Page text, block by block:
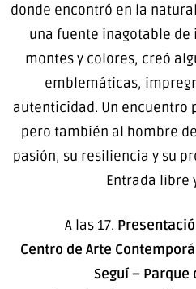
donde encontró en la
una fuente inagotable
montes y colores, creó
emblemáticas,
autenticidad. Un encuentro
pero también al hombre
pasión, su resiliencia y su
Entrada libre
A las 17.
Centro de Arte
Seguí – Parque